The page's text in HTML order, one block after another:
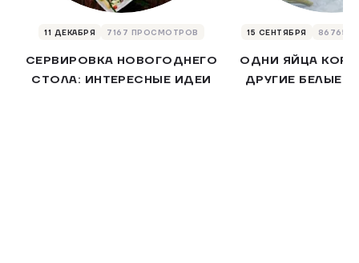
11 ДЕКАБРЯ 7167 ПРОСМОТРОВ
СЕРВИРОВКА НОВОГОДНЕГО
СТОЛА: ИНТЕРЕСНЫЕ ИДЕИ
15 СЕНТЯБРЯ 86765
ОДНИ ЯЙЦА
ДРУГИЕ БЕЛЫЕ